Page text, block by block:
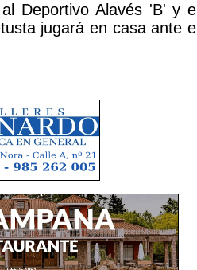
Deportivo Alavés 'B' y el
jugará en casa ante el